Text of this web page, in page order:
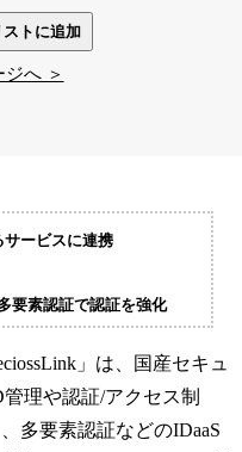
トに追加
ジへ ＞
サービスに連携
要素認証で認証を強化
」は、国産セキュ
理や認証/アクセス制
多要素認証などのIDaaS